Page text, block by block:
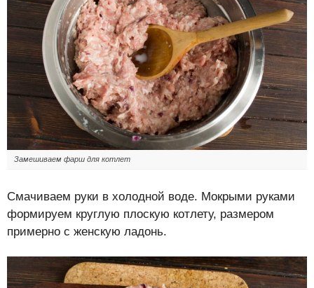
Замешиваем фарш для котлет
Смачиваем руки в холодной воде. Мокрыми руками
формируем круглую плоскую котлету, размером
примерно с женскую ладонь.